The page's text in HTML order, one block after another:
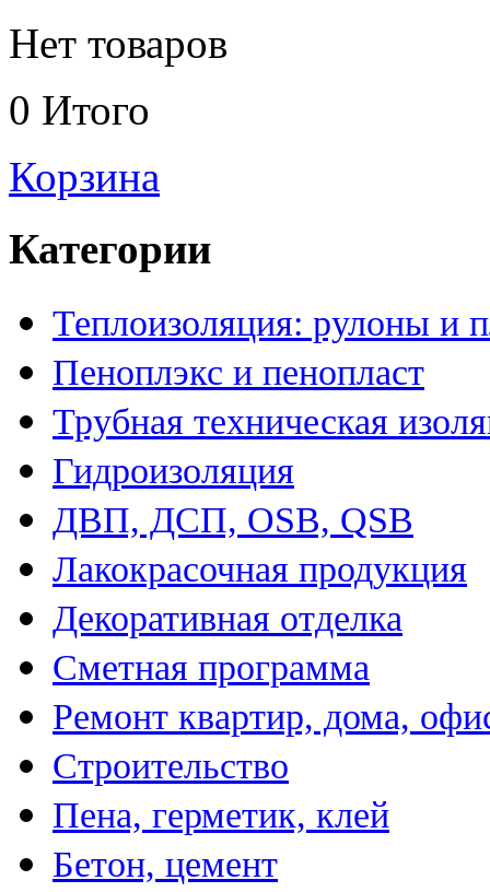
Нет товаров
0 Итого
Корзина
Категории
Теплоизоляция: рулоны и
Пеноплэкс и пенопласт
Трубная техническая
Гидроизоляция
ДВП, ДСП, OSB, QSB
Лакокрасочная продукция
Декоративная отделка
Сметная программа
Ремонт квартир, дома,
Строительство
Пена, герметик, клей
Бетон, цемент